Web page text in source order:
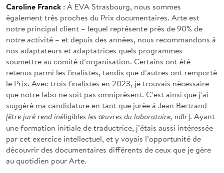
Caroline Franck : À EVA Strasbourg, nous sommes
également très proches du Prix documentaires. Arte est
notre principal client – lequel représente près de 90% de
notre activité – et depuis des années, nous recommandons à
nos adaptateurs et adaptatrices quels programmes
soumettre au comité d’organisation. Certains ont été
retenus parmi les finalistes, tandis que d’autres ont remporté
le Prix. Avec trois finalistes en 2023, je trouvais nécessaire
que notre labo ne soit pas omniprésent. C’est ainsi que j’ai
suggéré ma candidature en tant que jurée à Jean Bertrand
[être juré rend inéligibles les œuvres du laboratoire, ndlr]. Ayant
une formation initiale de traductrice, j’étais aussi intéressée
par cet exercice intellectuel, et y voyais l’opportunité de
découvrir des documentaires différents de ceux que je gère
au quotidien pour Arte.